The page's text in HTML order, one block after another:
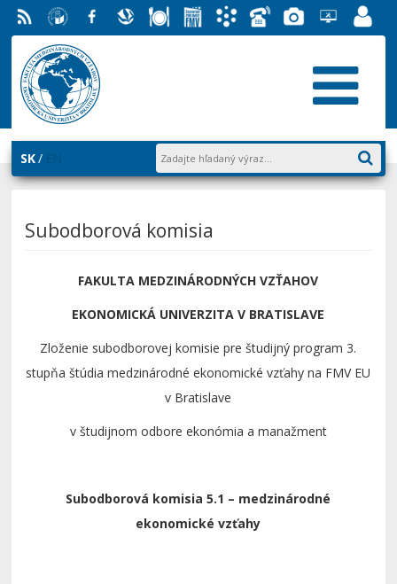
RSS EU v
Bratislave
FacebookSlovenskáStravovanie
ŠtudentskýAkademický
TelefónnyFotogaléria
Helpdesk
EUBAportál
SK
Subodborová komisia
FAKULTA MEDZINÁRODNÝCH VZŤAHOV
EKONOMICKÁ UNIVERZITA V BRATISLAVE
Zloženie subodborovej komisie pre študijný program 3.
stupňa štúdia medzinárodné ekonomické vzťahy na FMV EU
v Bratislave
v študijnom odbore ekonómia a manažment
Subodborová komisia 5.1 – medzinárodné
ekonomické vzťahy